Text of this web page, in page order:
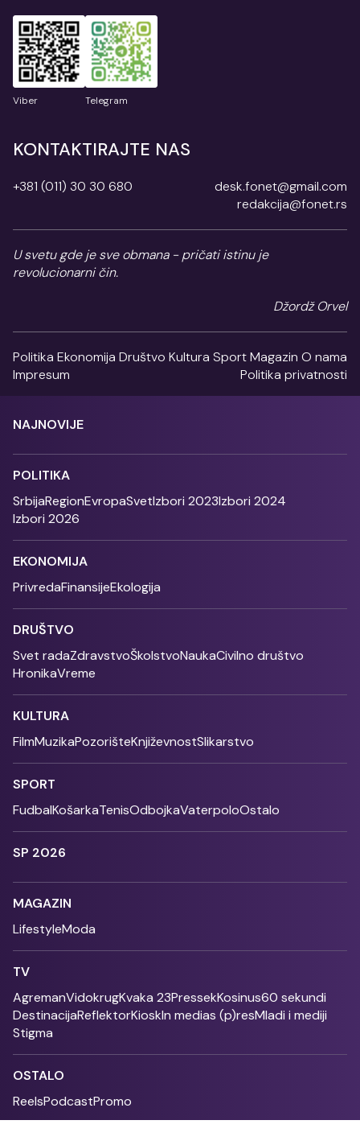
Viber Telegram
KONTAKTIRAJTE NAS
+381 (011) 30 30 680
desk.fonet@gmail.com
redakcija@fonet.rs
U svetu gde je sve obmana - pričati istinu je
revolucionarni čin.
Džordž Orvel
Politika Ekonomija Društvo Kultura SportMagazin O nama
Impresum
Politika privatnosti
NAJNOVIJE
POLITIKA
SrbijaRegionEvropaSvetIzbori 2023Izbori 2024
Izbori 2026
EKONOMIJA
PrivredaFinansijeEkologija
DRUŠTVO
Svet radaZdravstvoŠkolstvoNaukaCivilno društvo
HronikaVreme
KULTURA
FilmMuzikaPozorišteKnjiževnostSlikarstvo
SPORT
FudbalKošarkaTenisOdbojkaVaterpoloOstalo
SP 2026
MAGAZIN
LifestyleModa
TV
AgremanVidokrugKvaka 23PressekKosinus60 sekundi
DestinacijaReflektorKioskIn medias (p)resMladi i mediji
Stigma
OSTALO
ReelsPodcastPromo